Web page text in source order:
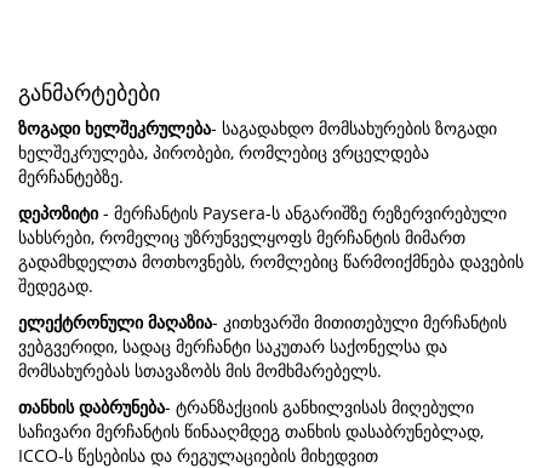
განმარტებები
ზოგადი ხელშეკრულება- საგადახდო მომსახურების ზოგადი
ხელშეკრულება, პირობები, რომლებიც ვრცელდება
მერჩანტებზე.
დეპოზიტი - მერჩანტის Paysera-ს ანგარიშზე რეზერვირებული
სახსრები, რომელიც უზრუნველყოფს მერჩანტის მიმართ
გადამხდელთა მოთხოვნებს, რომლებიც წარმოიქმნება დავების
შედეგად.
ელექტრონული მაღაზია- კითხვარში მითითებული მერჩანტის
ვებგვერიდი, სადაც მერჩანტი საკუთარ საქონელსა და
მომსახურებას სთავაზობს მის მომხმარებელს.
თანხის დაბრუნება- ტრანზაქციის განხილვისას მიღებული
საჩივარი მერჩანტის წინააღმდეგ თანხის დასაბრუნებლად,
ICCO-ს წესებისა და რეგულაციების მიხედვით